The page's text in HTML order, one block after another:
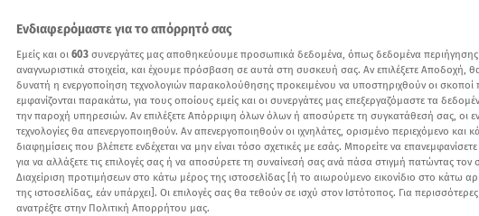
Ενδιαφερόμαστε για το απόρρητό σας
Εμείς και οι 603 συνεργάτες μας αποθηκεύουμε προσωπικά δεδομένα, όπως δεδομένα
αναγνωριστικά στοιχεία, και έχουμε πρόσβαση σε αυτά στη συσκευή σας. Αν επιλέξετε Αποδοχή,
δυνατή η ενεργοποίηση τεχνολογιών παρακολούθησης προκειμένου να υποστηριχθούν οι σκοποί
εμφανίζονται παρακάτω, για τους οποίους εμείς και οι συνεργάτες μας επεξεργαζόμαστε τα
την παροχή υπηρεσιών. Αν επιλέξετε Απόρριψη όλων όλων ή αποσύρετε τη συγκατάθεσή σας, οι
τεχνολογίες θα απενεργοποιηθούν. Αν απενεργοποιηθούν οι ιχνηλάτες, ορισμένο περιεχόμενο και
διαφημίσεις που βλέπετε ενδέχεται να μην είναι τόσο σχετικές με εσάς. Μπορείτε να
για να αλλάξετε τις επιλογές σας ή να αποσύρετε τη συναίνεσή σας ανά πάσα στιγμή πατώντας τον
Διαχείριση προτιμήσεων στο κάτω μέρος της ιστοσελίδας [ή το αιωρούμενο εικονίδιο στο κάτω
της ιστοσελίδας, εάν υπάρχει]. Οι επιλογές σας θα τεθούν σε ισχύ στον Ιστότοπος. Για
ανατρέξτε στην Πολιτική Απορρήτου μας.